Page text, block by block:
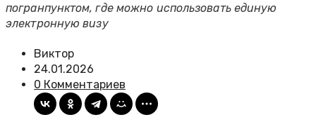
погранпунктом, где можно использовать единую
электронную визу
Виктор
24.01.2026
0 Комментариев